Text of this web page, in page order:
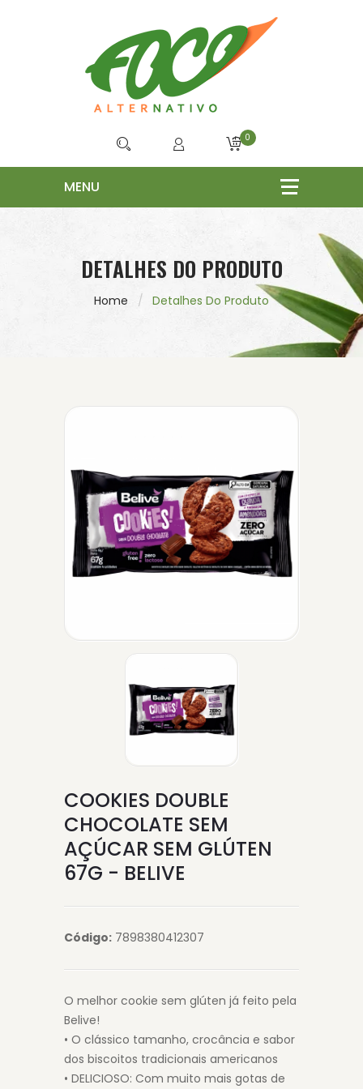
0
DETALHES DO PRODUTO
Home Detalhes Do Produto
COOKIES DOUBLE
CHOCOLATE SEM
AÇÚCAR SEM GLÚTEN
67G - BELIVE
Código: 7898380412307
O melhor cookie sem glúten já feito pela
Belive!
• O clássico tamanho, crocância e sabor
dos biscoitos tradicionais americanos
• DELICIOSO: Com muito mais gotas de